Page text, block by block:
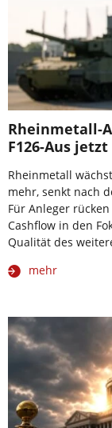
Rheinmetall-
F126-Aus
Rheinmetall
mehr, senkt nach
Für Anleger
Cashflow in den
Qualität des
mehr